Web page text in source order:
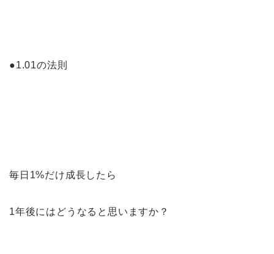
●1.01の法則
毎日1%だけ成長したら
1年後にはどうなると思いますか？